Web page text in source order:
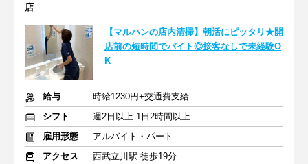
店
【マルハンの店内清掃】朝活にピッタリ★開
店前の短時間でバイト◎接客なしで未経験O
K
給与
時給1230円+交通費支給
シフト
週2日以上 1日2時間以上
雇用形態
アルバイト・パート
アクセス
西武立川駅 徒歩19分